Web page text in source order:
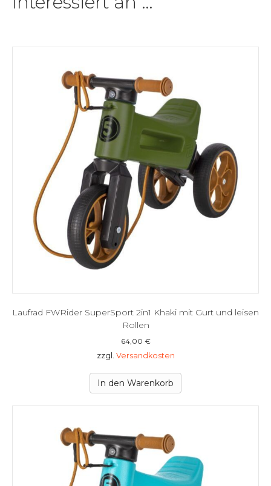
Laufrad FWRider SuperSport 2in1 Khaki mit Gurt und leisen
Rollen
64,00 €
zzgl. Versandkosten
In den Warenkorb